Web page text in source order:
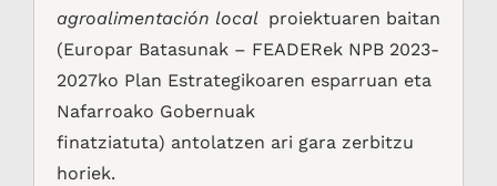
agroalimentación local proiektuaren baitan
(Europar Batasunak – FEADERek NPB 2023-
2027ko Plan Estrategikoaren esparruan eta
Nafarroako Gobernuak
finatziatuta) antolatzen ari gara zerbitzu
horiek.